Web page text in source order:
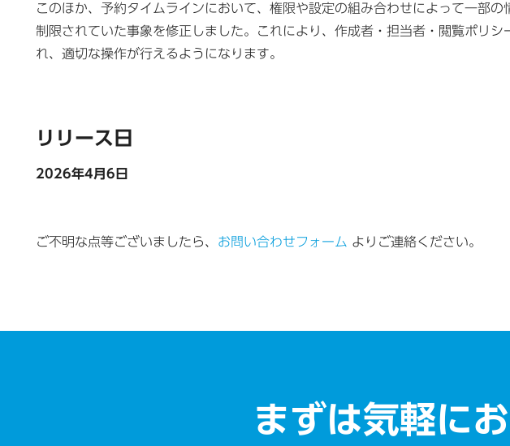
このほか、予約タイムラインにおいて、権限や設定の組み合わせによって一部
制限されていた事象を修正しました。これにより、作成者・担当者・閲覧ポリ
れ、適切な操作が行えるようになります。
リリース日
2026年4月6日
ご不明な点等ございましたら、 お問い合わせフォーム よりご連絡ください。
まずは気軽に